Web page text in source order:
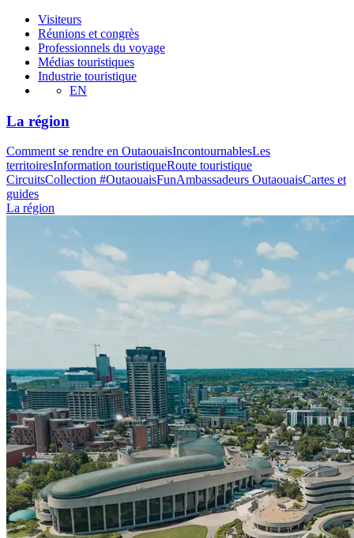
Visiteurs
Réunions et congrès
Professionnels du voyage
Médias touristiques
Industrie touristique
EN
La région
Comment se rendre en OutaouaisIncontournablesLes
territoiresInformation touristiqueRoute touristique
CircuitsCollection #OutaouaisFunAmbassadeurs OutaouaisCartes et
guides
La région